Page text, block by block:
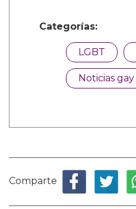
Categorías:
LGBT
Noticias gay
Comparte